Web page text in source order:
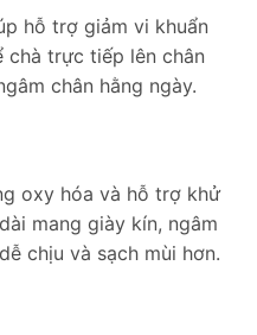
hỗ trợ giảm vi khuẩn
chà trực tiếp lên chân
chân hằng ngày.
oxy hóa và hỗ trợ khử
mang giày kín, ngâm
chịu và sạch mùi hơn.